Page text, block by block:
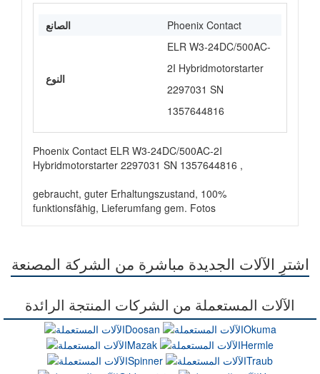
الصانع Phoenix Contact
النوع
ELR W3-24DC/500AC-
2I Hybridmotorstarter
2297031 SN
1357644816
Phoenix Contact ELR W3-24DC/500AC-2I
Hybridmotorstarter 2297031 SN 1357644816 ,
gebraucht, guter Erhaltungszustand, 100%
funktionsfähig, Lieferumfang gem. Fotos
اشترِ الآلات الجديدة مباشرة من الشركة المصنعة
الآلات المستعملة من الشركات المنتجة الرائدة